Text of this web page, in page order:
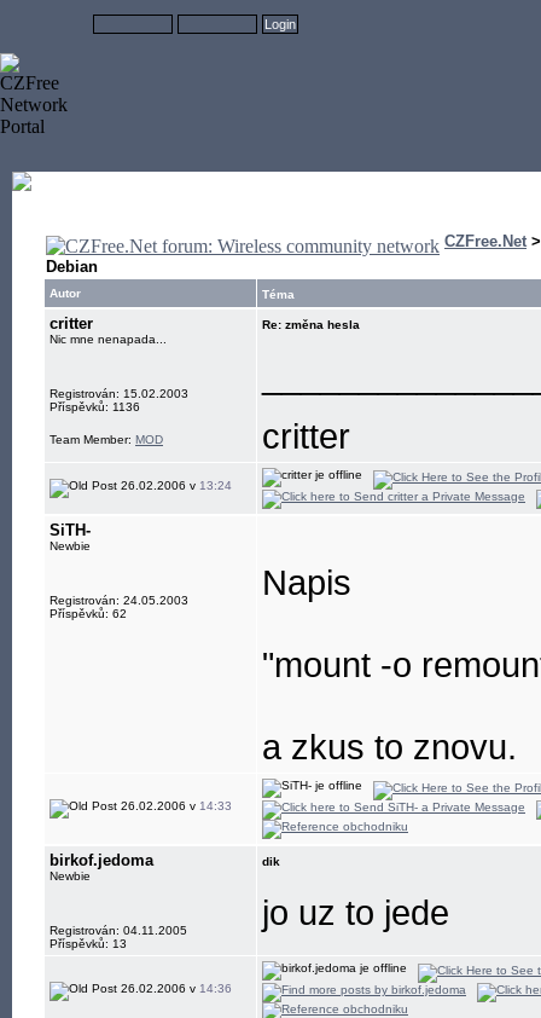
CZFree.Net
Debian
Autor Téma
critter
Nic mne nenapada...
Registrován: 15.02.2003
Příspěvků: 1136
Team Member: MOD
Re: změna hesla
critter
26.02.2006 v 13:24
SiTH-
Newbie
Registrován: 24.05.2003
Příspěvků: 62
Napis
"mount -o
a zkus to znovu.
26.02.2006 v 14:33
birkof.jedoma
Newbie
Registrován: 04.11.2005
Příspěvků: 13
dik
jo uz to jede
26.02.2006 v 14:36